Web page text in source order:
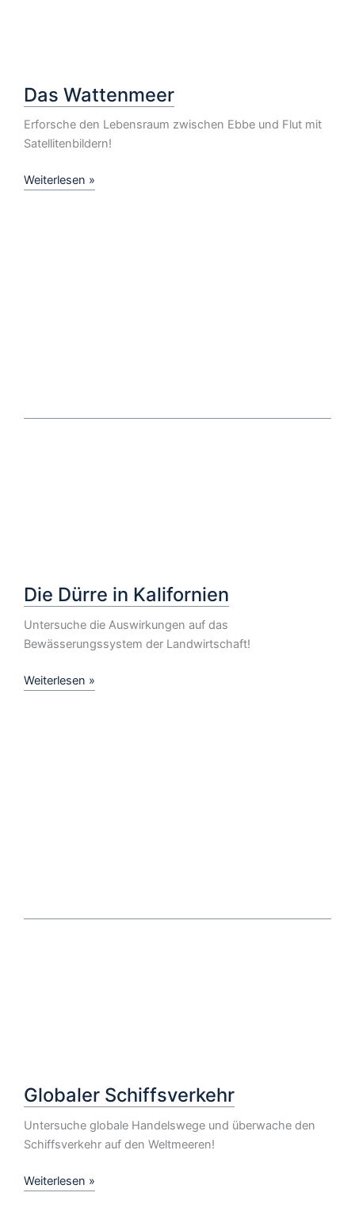
Das Wattenmeer
Erforsche den Lebensraum zwischen Ebbe und Flut mit
Satellitenbildern!
Das
Weiterlesen »
Die Dürre in Kalifornien
Untersuche die Auswirkungen auf das
Bewässerungssystem der Landwirtschaft!
Die
Weiterlesen »
Globaler Schiffsverkehr
Untersuche globale Handelswege und überwache den
Schiffsverkehr auf den Weltmeeren!
Globaler
Weiterlesen »